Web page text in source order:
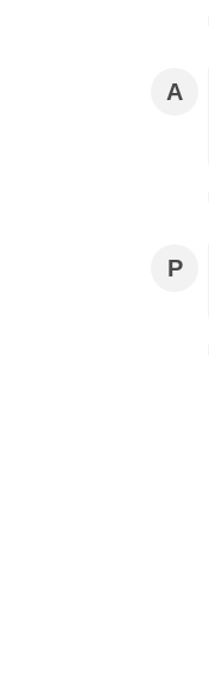
A
P